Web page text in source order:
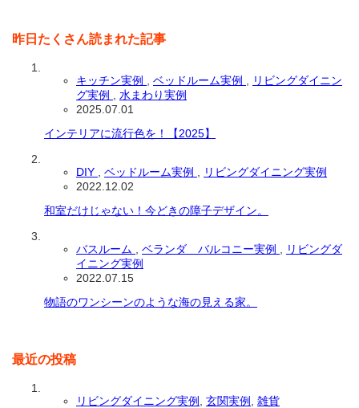
昨日たくさん読まれた記事
キッチン実例 , ベッドルーム実例 , リビングダイニン
グ実例 , 水まわり実例
2025.07.01
インテリアに流行色を！【2025】
DIY , ベッドルーム実例 , リビングダイニング実例
2022.12.02
和室だけじゃない！今どきの障子デザイン。
バスルーム , ベランダ バルコニー実例 , リビングダ
イニング実例
2022.07.15
物語のワンシーンのような海の見える家。
最近の投稿
リビングダイニング実例 玄関実例
雑貨